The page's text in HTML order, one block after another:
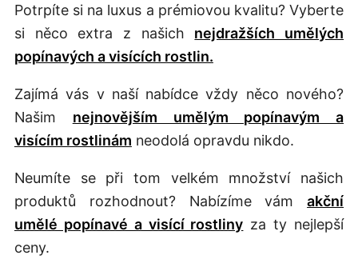
Potrpíte si na luxus a prémiovou kvalitu? Vyberte
si něco extra z našich nejdražších umělých
popínavých a visících rostlin.
Zajímá vás v naší nabídce vždy něco nového?
Našim nejnovějším umělým popínavým a
visícím rostlinám neodolá opravdu nikdo.
Neumíte se při tom velkém množství našich
produktů rozhodnout? Nabízíme vámakční
umělé popínavé a visící rostliny za ty nejlepší
ceny.